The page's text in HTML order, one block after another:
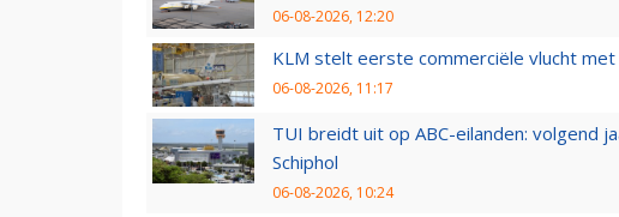
06-08-2026, 12:20
KLM stelt eerste commerciële vlucht
06-08-2026, 11:17
TUI breidt uit op ABC-eilanden: volgend
Schiphol
06-08-2026, 10:24